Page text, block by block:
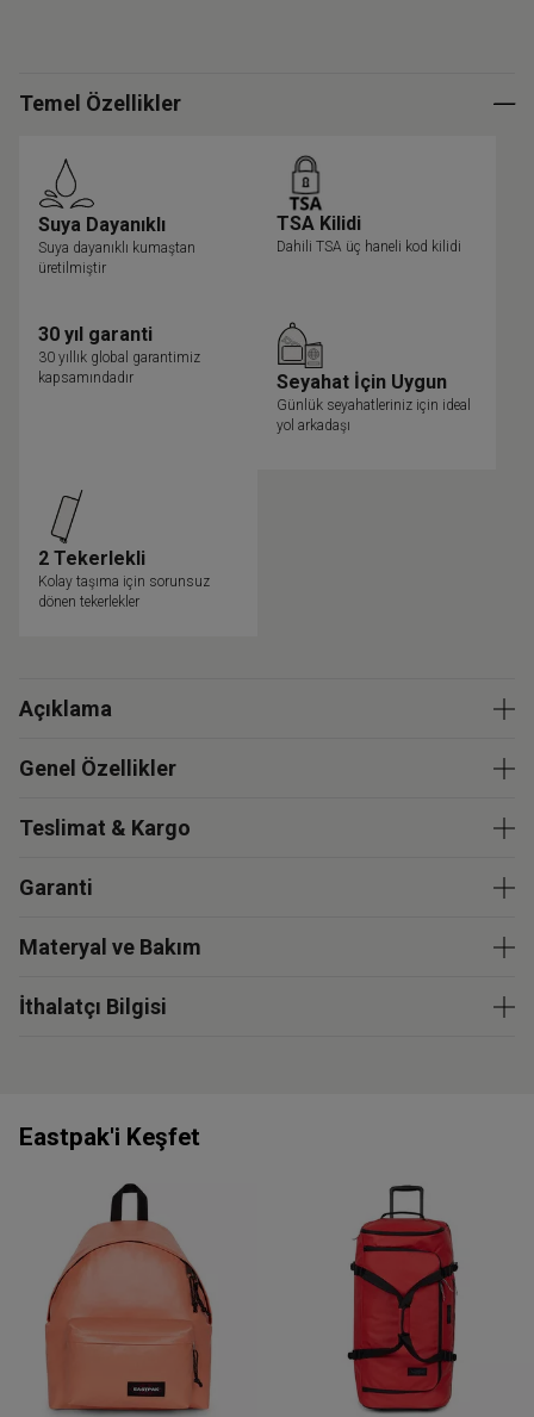
Temel Özellikler
Suya Dayanıklı
Suya dayanıklı kumaştan
üretilmiştir
TSA Kilidi
Dahili TSA üç haneli kod kilidi
30 yıl garanti
30 yıllık global garantimiz
kapsamındadır
Seyahat İçin Uygun
Günlük seyahatleriniz için ideal
yol arkadaşı
2 Tekerlekli
Kolay taşıma için sorunsuz
dönen tekerlekler
Açıklama
Genel Özellikler
Teslimat & Kargo
Garanti
Materyal ve Bakım
İthalatçı Bilgisi
Eastpak'i Keşfet